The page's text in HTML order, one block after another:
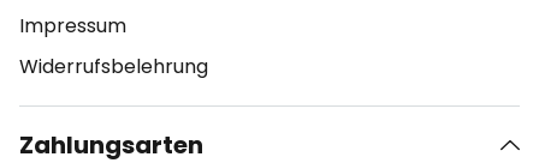
Impressum
Widerrufsbelehrung
Zahlungsarten